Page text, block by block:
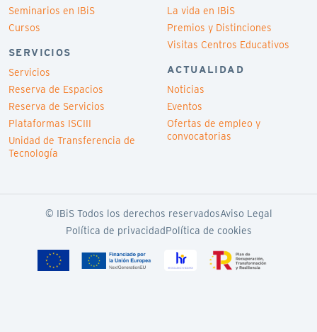
Seminarios en IBiS
Cursos
SERVICIOS
Servicios
Reserva de Espacios
Reserva de Servicios
Plataformas ISCIII
Unidad de Transferencia de
Tecnología
La vida en IBiS
Premios y Distinciones
Visitas Centros Educativos
ACTUALIDAD
Noticias
Eventos
Ofertas de empleo y
convocatorias
© IBiS Todos los derechos reservadosAviso Legal
Política de privacidadPolítica de cookies